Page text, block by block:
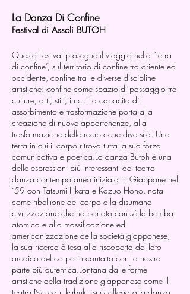
La Danza Di Confine
Festival di Assoli BUTOH
Questo Festival prosegue il viaggio nella “terra
di confine”, sul territorio di confine tra oriente ed
occidente, confine tra le diverse discipline
artistiche: confine come spazio di passaggio tra
culture, arti, stili, in cui la capacita di
assorbimento e trasformazione porta alla
creazione di nuove appartenenze, alla
trasformazione delle reciproche diversità. Una
terra in cui il corpo ritrova tutta la sua forza
comunicativa e poetica.La danza Butoh è una
delle espressioni piú interessanti del teatro
danza contemporaneo iniziata in Giappone nel
´59 con Tatsumi Ijikata e Kazuo Hono, nata
come ribellione del corpo alla disumana
civilizzazione che ha portato con sé la bomba
atomica e alla massificazione ed
americanizzazione della società giapponese,
la sua ricerca è tesa alla riscoperta del lato
arcaico del corpo in contatto con la nostra
parte piú autentica.Lontana dalle forme
artistiche della tradizione giapponese come il